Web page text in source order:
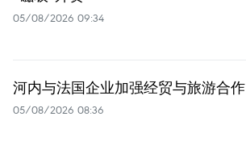
05/08/2026 09:34
河内与法国企业加强经贸与旅游合作
05/08/2026 08:36